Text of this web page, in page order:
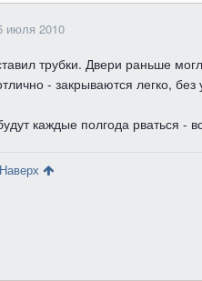
июля 2010
трубки. Двери раньше
- закрываются легко,
каждые полгода рваться -
Наверх